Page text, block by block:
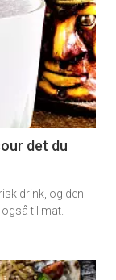
det du
drink, og den
til mat.